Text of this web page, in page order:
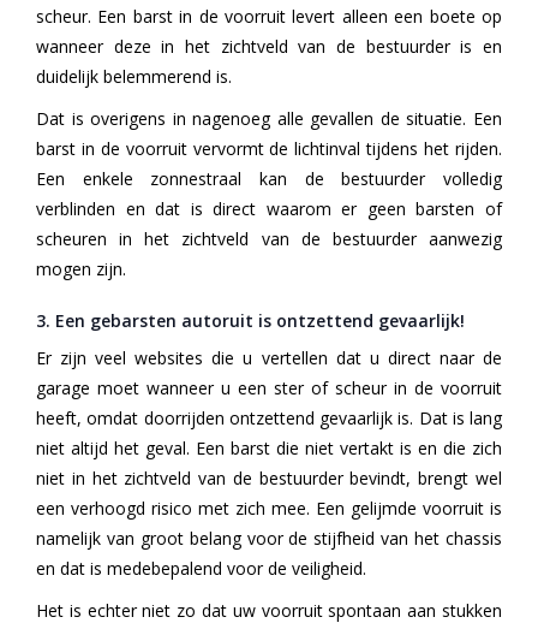
scheur. Een barst in de voorruit levert alleen een boete op
wanneer deze in het zichtveld van de bestuurder is en
duidelijk belemmerend is.
Dat is overigens in nagenoeg alle gevallen de situatie. Een
barst in de voorruit vervormt de lichtinval tijdens het rijden.
Een enkele zonnestraal kan de bestuurder volledig
verblinden en dat is direct waarom er geen barsten of
scheuren in het zichtveld van de bestuurder aanwezig
mogen zijn.
3. Een gebarsten autoruit is ontzettend gevaarlijk!
Er zijn veel websites die u vertellen dat u direct naar de
garage moet wanneer u een ster of scheur in de voorruit
heeft, omdat doorrijden ontzettend gevaarlijk is. Dat is lang
niet altijd het geval. Een barst die niet vertakt is en die zich
niet in het zichtveld van de bestuurder bevindt, brengt wel
een verhoogd risico met zich mee. Een gelijmde voorruit is
namelijk van groot belang voor de stijfheid van het chassis
en dat is medebepalend voor de veiligheid.
Het is echter niet zo dat uw voorruit spontaan aan stukken